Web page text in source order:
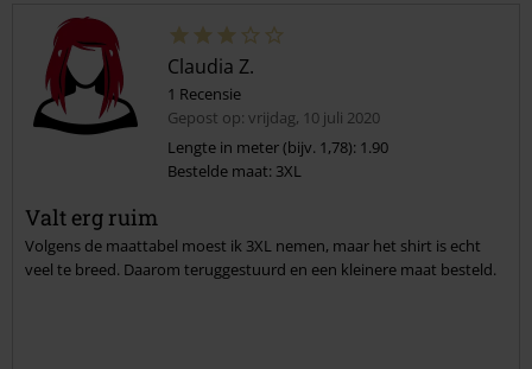
Commentaar versturen
Claudia Z.
1 Recensie
Gepost op: vrijdag, 10 juli 2020
Lengte in meter (bijv. 1,78): 1.90
Bestelde maat: 3XL
Valt erg ruim
Volgens de maattabel moest ik 3XL nemen, maar het shirt is echt
veel te breed. Daarom teruggestuurd en een kleinere maat besteld.